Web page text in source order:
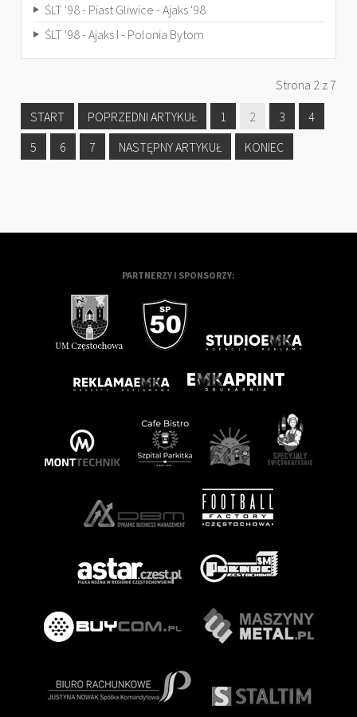
ŚLT '98 - Piast Gliwice - Ajaks '98
ŚLT '98 - Ajaks I - Polonia Bytom
Strona 2 z 7
START
POPRZEDNI ARTYKUŁ 1 2 3
4
5
6 7 NASTĘPNY ARTYKUŁ KONIEC
PARTNERZY I SPONSORZY: